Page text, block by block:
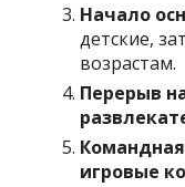
Начало
детские,
возрастам.
Перерыв
игровые